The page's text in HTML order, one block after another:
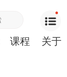
课程 关于